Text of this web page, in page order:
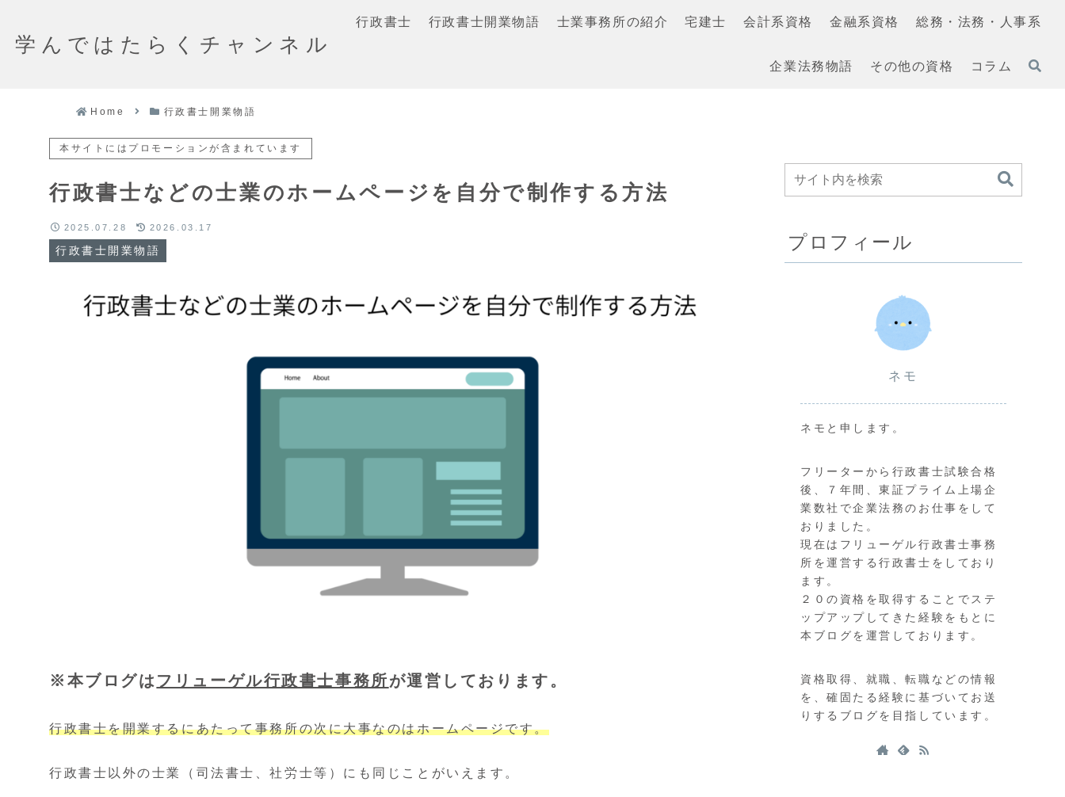
学んではたらくチャンネル
行政書士 行政書士開業物語 士業事務所の紹介 宅建士 会計系資格 金融系資格 総務・法務・人事系
企業法務物語 その他の資格 コラム
Home 行政書士開業物語
本サイトにはプロモーションが含まれています
行政書士などの士業のホームページを自分で制作する方法
行政書士開業物語
2025.07.28 2026.03.17
※本ブログは フリューゲル行政書士事務所が運営しております。
行政書士を開業するにあたって事務所の次に大事なのはホームページです。
行政書士以外の士業（司法書士、社労士等）にも同じことがいえます。
プロフィール
ネモ
ネモと申します。
フリーターから行政書士試験合格
後、７年間、東証プライム上場企
業数社で企業法務のお仕事をして
おりました。
現在はフリューゲル行政書士事務
所を運営する行政書士をしており
ます。
２０の資格を取得することでステ
ップアップしてきた経験をもとに
本ブログを運営しております。
資格取得、就職、転職などの情報
を、確固たる経験に基づいてお送
りするブログを目指しています。